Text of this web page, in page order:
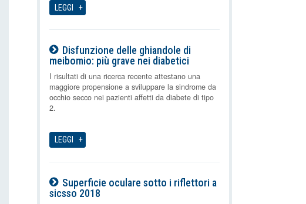
LEGGI
Disfunzione delle ghiandole di
meibomio: più grave nei diabetici
07-08-2026
I risultati di una ricerca recente attestano una
maggiore propensione a sviluppare la sindrome da
occhio secco nei pazienti affetti da diabete di tipo
2.
LEGGI
Superficie oculare sotto i riflettori a
sicsso 2018